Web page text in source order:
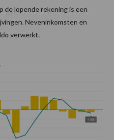
de lopende rekening is een
Neveninkomsten en
verwerkt.